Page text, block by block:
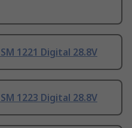
1221 Digital 28.8V
1223 Digital 28.8V